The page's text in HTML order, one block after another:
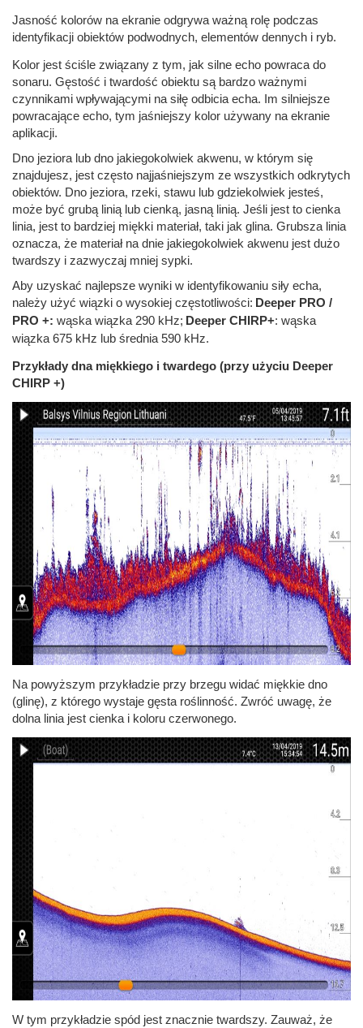
Jasność kolorów na ekranie odgrywa ważną rolę podczas
identyfikacji obiektów podwodnych, elementów dennych i ryb.
Kolor jest ściśle związany z tym, jak silne echo powraca do
sonaru. Gęstość i twardość obiektu są bardzo ważnymi
czynnikami wpływającymi na siłę odbicia echa. Im silniejsze
powracające echo, tym jaśniejszy kolor używany na ekranie
aplikacji.
Dno jeziora lub dno jakiegokolwiek akwenu, w którym się
znajdujesz, jest często najjaśniejszym ze wszystkich odkrytych
obiektów. Dno jeziora, rzeki, stawu lub gdziekolwiek jesteś,
może być grubą linią lub cienką, jasną linią. Jeśli jest to cienka
linia, jest to bardziej miękki materiał, taki jak glina. Grubsza linia
oznacza, że ​​materiał na dnie jakiegokolwiek akwenu jest dużo
twardszy i zazwyczaj mniej sypki.
Aby uzyskać najlepsze wyniki w identyfikowaniu siły echa,
należy użyć wiązki o wysokiej częstotliwości: Deeper PRO /
PRO +: wąska wiązka 290 kHz; Deeper CHIRP+: wąska
wiązka 675 kHz lub średnia 590 kHz.
Przykłady dna miękkiego i twardego (przy użyciu Deeper
CHIRP +)
Na powyższym przykładzie przy brzegu widać miękkie dno
(glinę), z którego wystaje gęsta roślinność. Zwróć uwagę, że
dolna linia jest cienka i koloru czerwonego.
W tym przykładzie spód jest znacznie twardszy. Zauważ, że